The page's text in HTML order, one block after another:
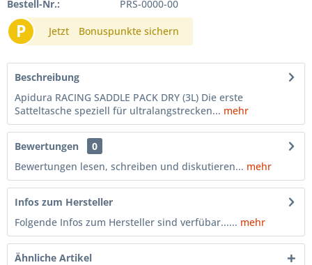
Bestell-Nr.: PRS-0000-00
P Jetzt Bonuspunkte sichern
Beschreibung
Apidura RACING SADDLE PACK DRY (3L) Die erste
Satteltasche speziell für ultralangstrecken... mehr
Bewertungen
0
Bewertungen lesen, schreiben und diskutieren... mehr
Infos zum Hersteller
Folgende Infos zum Hersteller sind verfübar...... mehr
Ähnliche Artikel